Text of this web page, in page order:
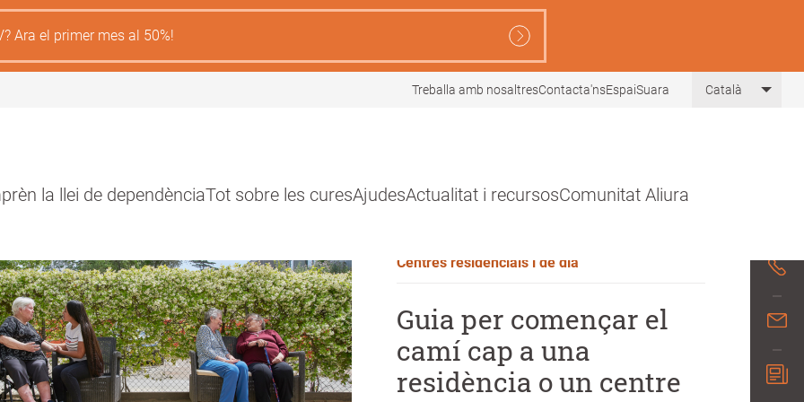
Ara el primer mes al 50%!
Treballa amb nosaltresContacta'nsEspaiSuara Català List
la llei de dependènciaTot sobre les curesAjudesActualitat i recursosComunitat Aliura
Centres residencials i de dia
Guia per començar el
camí cap a una
residència o un centre